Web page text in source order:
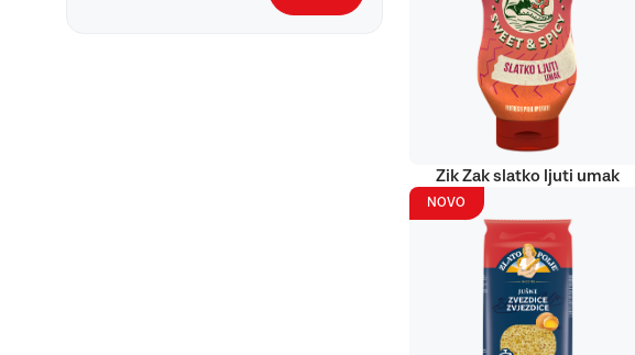
Zik Zak slatko ljuti umak
NOVO